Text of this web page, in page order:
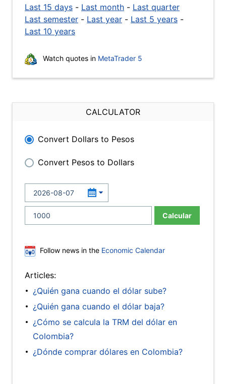
Last 15 days - Last month - Last quarter
Last semester - Last year - Last 5 years -
Last 10 years
Watch quotes in MetaTrader 5
CALCULATOR
Convert Dollars to Pesos
Convert Pesos to Dollars
Calcular
Follow news in the Economic Calendar
Articles:
¿Quién gana cuando el dólar sube?
¿Quién gana cuando el dólar baja?
¿Cómo se calcula la TRM del dólar en
Colombia?
¿Dónde comprar dólares en Colombia?